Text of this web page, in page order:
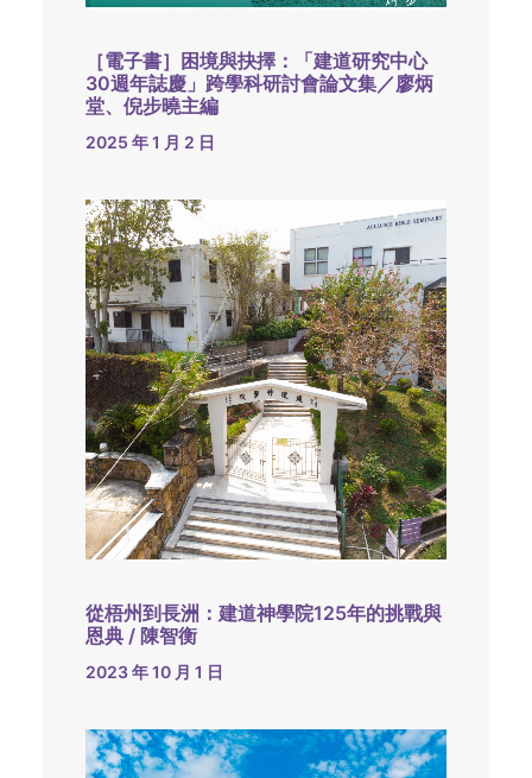
［電子書］困境與抉擇：「建道研究中心
30週年誌慶」跨學科研討會論文集／廖炳
堂、倪步曉主編
2025 年 1 月 2 日
從梧州到長洲：建道神學院125年的挑戰與
恩典 / 陳智衡
2023 年 10 月 1 日